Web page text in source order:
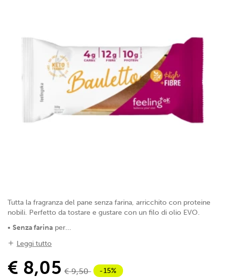
Tutta la fragranza del pane senza farina, arricchito con proteine
nobili. Perfetto da tostare e gustare con un filo di olio EVO.
• Senza farina per...
Leggi tutto
€ 8,05 € 9,50 -15%